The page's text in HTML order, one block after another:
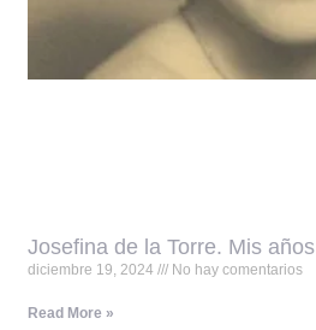
Josefina de la Torre. Mis años
diciembre 19, 2024 No hay comentarios
Read More »